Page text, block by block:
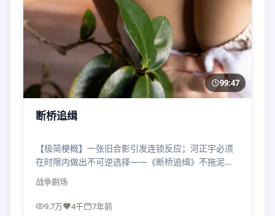
99:47
断桥追缉
【极简梗概】一张旧合影引发连锁反应；河正宇必须
在时限内做出不可逆选择——《断桥追缉》不拖泥带
水，像一记直拳。
战争剧场
9.7万 4千 7年前